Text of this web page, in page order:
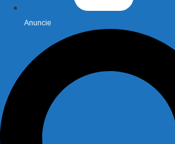
Anuncie